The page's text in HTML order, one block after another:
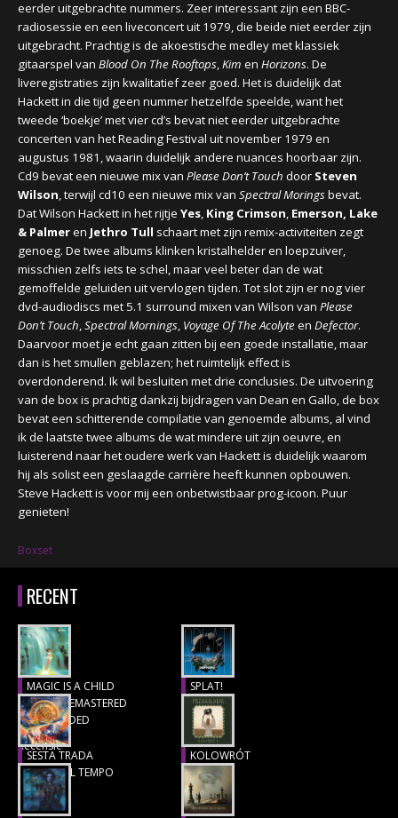
eerder uitgebrachte nummers. Zeer interessant zijn een BBC-
radiosessie en een liveconcert uit 1979, die beide niet eerder zijn
uitgebracht. Prachtig is de akoestische medley met klassiek
gitaarspel van Blood On The Rooftops,Kim en Horizons. De
liveregistraties zijn kwalitatief zeer goed. Het is duidelijk dat
Hackett in die tijd geen nummer hetzelfde speelde, want het
tweede ‘boekje’ met vier cd’s bevat niet eerder uitgebrachte
concerten van het Reading Festival uit november 1979 en
augustus 1981, waarin duidelijk andere nuances hoorbaar zijn.
Cd9 bevat een nieuwe mix van Please Don’t Touch door Steven
Wilson, terwijl cd10 een nieuwe mix van Spectral Moringsbevat.
Dat Wilson Hackett in het rijtje Yes, King Crimson, Emerson, Lake
& Palmeren Jethro Tull schaart met zijn remix-activiteiten zegt
genoeg. De twee albums klinken kristalhelder en loepzuiver,
misschien zelfs iets te schel, maar veel beter dan de wat
gemoffelde geluiden uit vervlogen tijden. Tot slot zijn er nog vier
dvd-audiodiscs met 5.1 surround mixen van Wilson van Please
Don’t Touch,Spectral Mornings, Voyage Of The Acolyteen Defector.
Daarvoor moet je echt gaan zitten bij een goede installatie, maar
dan is het smullen geblazen; het ruimtelijk effect is
overdonderend. Ik wil besluiten met drie conclusies. De uitvoering
van de box is prachtig dankzij bijdragen van Dean en Gallo, de box
bevat een schitterende compilatie van genoemde albums, al vind
ik de laatste twee albums de wat mindere uit zijn oeuvre, en
luisterend naar het oudere werk van Hackett is duidelijk waarom
hij als solist een geslaagde carrière heeft kunnen opbouwen.
Steve Hackett is voor mij een onbetwistbaar prog-icoon. Puur
genieten!
Boxset
RECENT
MAGIC IS A CHILD
(1977), REMASTERED
& EXTENDED
Recensie
SPLAT!
Recensie
SESTA TRADA
LUNGO IL TEMPO
Recensie
KOLOWRÓT
Recensie